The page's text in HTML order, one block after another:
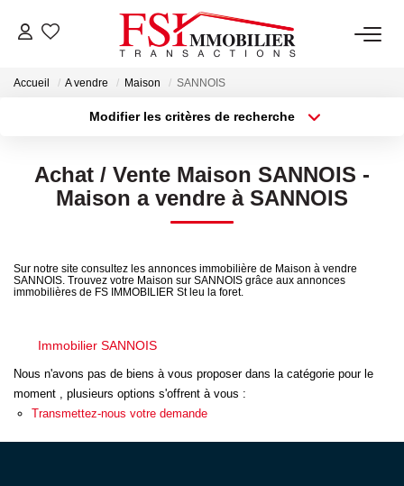
NOTRE AGENCE
VENTES
ESTIMATION
Accueil A vendre Maison SANNOIS
Modifier les critères de recherche
Sélectionnez...
Type de bien
Surface min
Créer une alerte
Achat / Vente Maison SANNOIS -
Maison a vendre à SANNOIS
Sur notre site consultez les annonces immobilière de Maison à vendre
SANNOIS. Trouvez votre Maison sur SANNOIS grâce aux annonces
immobilières de FS IMMOBILIER St leu la foret.
Immobilier SANNOIS
Nous n'avons pas de biens à vous proposer dans la catégorie pour le
moment , plusieurs options s'offrent à vous :
Transmettez-nous votre demande